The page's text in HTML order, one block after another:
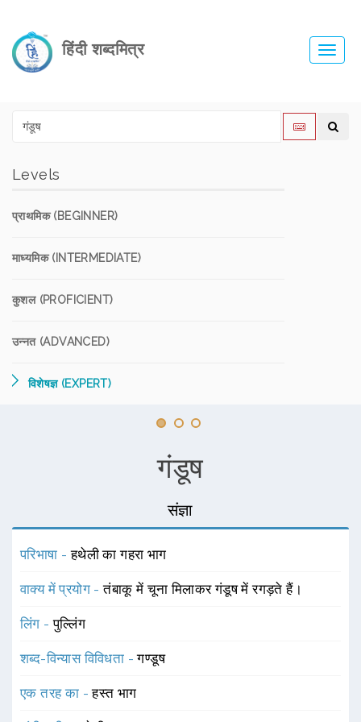
हिंदी शब्दमित्र
Levels
प्राथमिक (BEGINNER)
माध्यमिक (INTERMEDIATE)
कुशल (PROFICIENT)
उन्नत (ADVANCED)
विशेषज्ञ (EXPERT)
गंडूष
संज्ञा
परिभाषा -हथेली का गहरा भाग
वाक्य में प्रयोग -तंबाकू में चूना मिलाकर गंडूष में रगड़ते हैं।
लिंग -पुल्लिंग
शब्द-विन्यास विविधता -गण्डूष
एक तरह का -हस्त भाग